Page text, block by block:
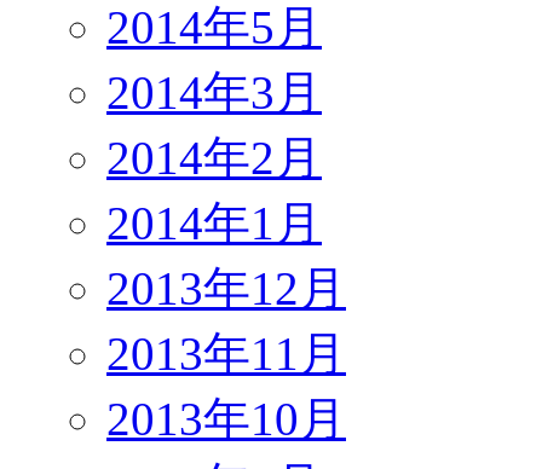
2014年5月
2014年3月
2014年2月
2014年1月
2013年12月
2013年11月
2013年10月